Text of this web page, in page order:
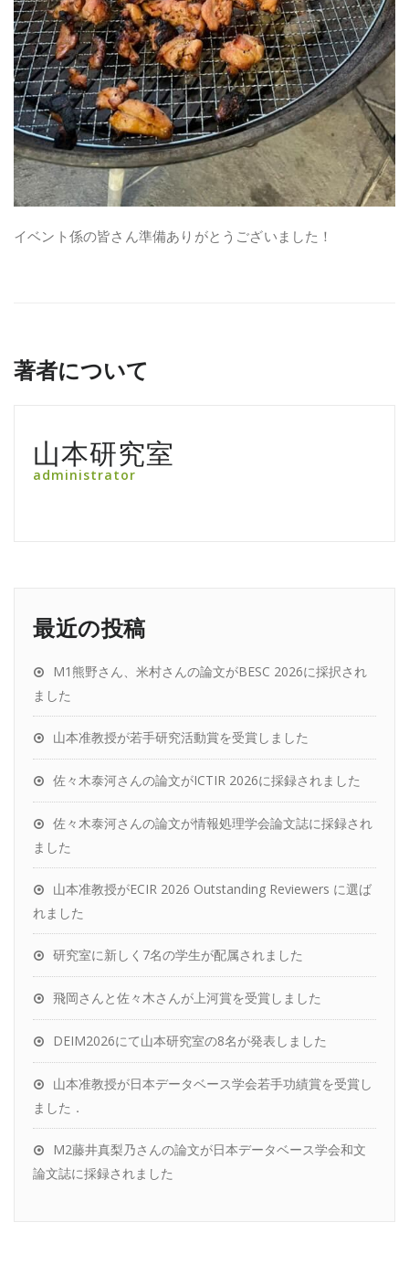
イベント係の皆さん準備ありがとうございました！
著者について
山本研究室
administrator
最近の投稿
M1熊野さん、米村さんの論文がBESC 2026に採択され
ました
山本准教授が若手研究活動賞を受賞しました
佐々木泰河さんの論文がICTIR 2026に採録されました
佐々木泰河さんの論文が情報処理学会論文誌に採録され
ました
山本准教授がECIR 2026 Outstanding Reviewers に選ば
れました
研究室に新しく7名の学生が配属されました
飛岡さんと佐々木さんが上河賞を受賞しました
DEIM2026にて山本研究室の8名が発表しました
山本准教授が日本データベース学会若手功績賞を受賞し
ました．
M2藤井真梨乃さんの論文が日本データベース学会和文
論文誌に採録されました